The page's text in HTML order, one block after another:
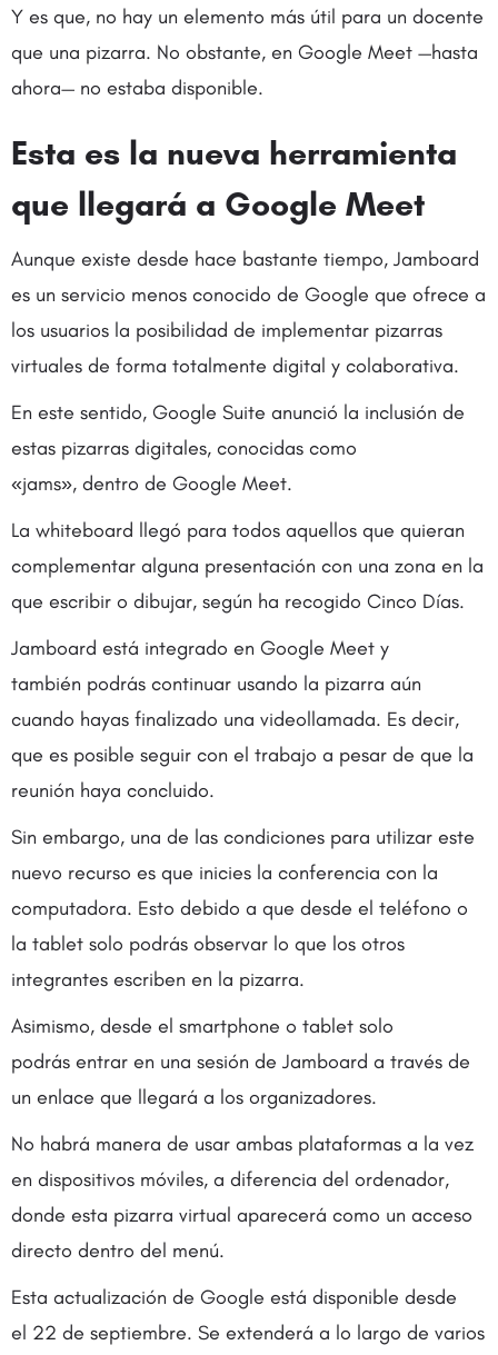
Y es que, no hay un elemento más útil para un docente
que una pizarra. No obstante, en Google Meet —hasta
ahora— no estaba disponible.
Esta es la nueva herramienta
que llegará a Google Meet
Aunque existe desde hace bastante tiempo, Jamboard
es un servicio menos conocido de Google que ofrece a
los usuarios la posibilidad de implementar pizarras
virtuales de forma totalmente digital y colaborativa.
En este sentido, Google Suite anunció la inclusión de
estas pizarras digitales, conocidas como
«jams», dentro de Google Meet.
La whiteboard llegó para todos aquellos que quieran
complementar alguna presentación con una zona en la
que escribir o dibujar, según ha recogido Cinco Días.
Jamboard está integrado en Google Meet y
también podrás continuar usando la pizarra aún
cuando hayas finalizado una videollamada. Es decir,
que es posible seguir con el trabajo a pesar de que la
reunión haya concluido.
Sin embargo, una de las condiciones para utilizar este
nuevo recurso es que inicies la conferencia con la
computadora. Esto debido a que desde el teléfono o
la tablet solo podrás observar lo que los otros
integrantes escriben en la pizarra.
Asimismo, desde el smartphone o tablet solo
podrás entrar en una sesión de Jamboard a través de
un enlace que llegará a los organizadores.
No habrá manera de usar ambas plataformas a la vez
en dispositivos móviles, a diferencia del ordenador,
donde esta pizarra virtual aparecerá como un acceso
directo dentro del menú.
Esta actualización de Google está disponible desde
el 22 de septiembre. Se extenderá a lo largo de varios